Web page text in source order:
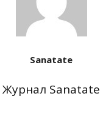
Sanatate
Журнал Sanatate